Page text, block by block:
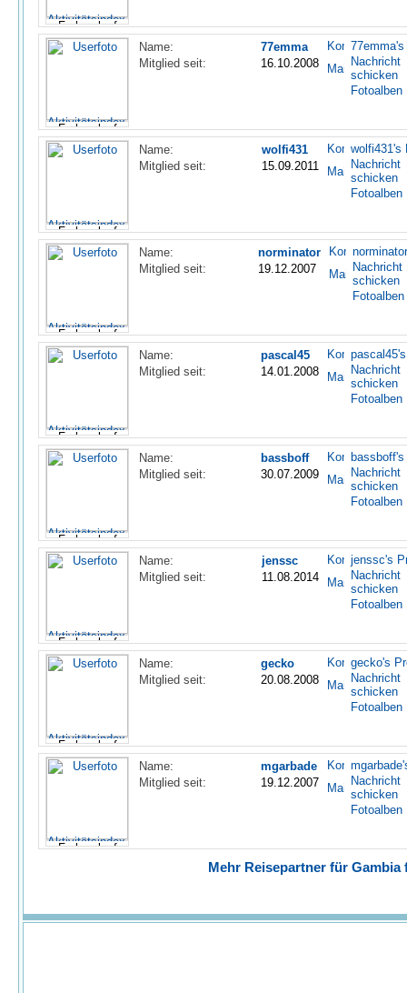
Name:
77emma
Mitglied seit:
16.10.2008
Nachricht
schicken
Fotoalben
Name:
wolfi431
Mitglied seit:
15.09.2011
wolfi431's
Nachricht
schicken
Fotoalben
Name:
norminator
Mitglied seit:
19.12.2007
Nachricht
schicken
Fotoalben
Name:
pascal45
Mitglied seit:
14.01.2008
Nachricht
schicken
Fotoalben
Name:
bassboff
Mitglied seit:
30.07.2009
Nachricht
schicken
Fotoalben
Name:
jenssc
Mitglied seit:
11.08.2014
jenssc's
Nachricht
schicken
Fotoalben
Name:
gecko
Mitglied seit:
20.08.2008
gecko's
Nachricht
schicken
Fotoalben
Name:
mgarbade
Mitglied seit:
19.12.2007
Nachricht
schicken
Fotoalben
Mehr Reisepartner für Gambia